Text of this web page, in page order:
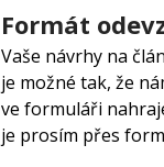
Formát
Vaše návrhy na
je možné tak, že
ve formuláři
je prosím přes